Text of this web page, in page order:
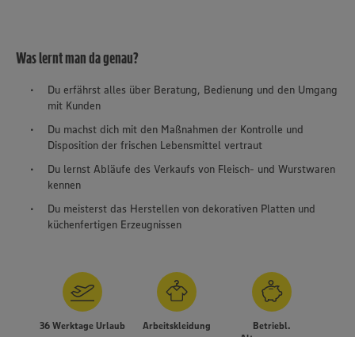
Wir setzen Cookies und andere Technologien ein, um Ihnen
ein bestmögliches Nutzungserlebnis unserer Website zu
ermöglichen. Wir verwenden Ihre Daten, um unsere
Was lernt man da genau?
Du erfährst alles über Beratung, Bedienung und den Umgang
mit Kunden
Du machst dich mit den Maßnahmen der Kontrolle und
Disposition der frischen Lebensmittel vertraut
Du lernst Abläufe des Verkaufs von Fleisch- und Wurstwaren
kennen
Du meisterst das Herstellen von dekorativen Platten und
küchenfertigen Erzeugnissen
36 Werktage Urlaub Arbeitskleidung
Betriebl.